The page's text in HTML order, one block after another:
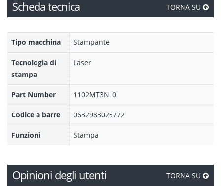
Scheda tecnica TORNA SU
Tipo macchina Stampante
Tecnologia di
stampa
Laser
Part Number 1102MT3NL0
Codice a barre 0632983025772
Funzioni Stampa
Opinioni degli utenti TORNA SU